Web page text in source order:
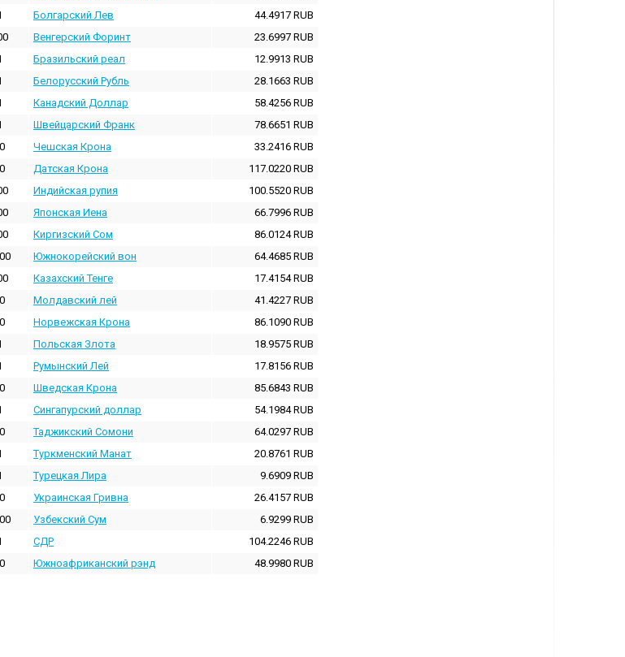
Болгарский Лев 44.4917 RUB
Венгерский Форинт 23.6997 RUB
Бразильский реал 12.9913 RUB
Белорусский Рубль 28.1663 RUB
Канадский Доллар 58.4256 RUB
Швейцарский Франк 78.6651 RUB
Чешская Крона 33.2416 RUB
Датская Крона 117.0220 RUB
Индийская pупия 100.5520 RUB
Японская Иена 66.7996 RUB
Киргизский Сом 86.0124RUB
Южнокорейский вон 64.4685 RUB
Казахский Тенге 17.4154RUB
Молдавский лей 41.4227 RUB
Норвежская Крона 86.1090 RUB
Польская Злота 18.9575 RUB
Румынский Лей 17.8156 RUB
Шведская Крона 85.6843 RUB
Сингапурский доллар 54.1984RUB
Таджикский Сомони 64.0297 RUB
Туркменский Манат 20.8761 RUB
Турецкая Лира 9.6909 RUB
Украинская Гривна 26.4157 RUB
Узбекский Сум 6.9299 RUB
СДР 104.2246 RUB
Южноафриканский рэнд 48.9980 RUB